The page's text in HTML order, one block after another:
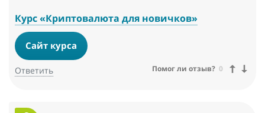
Курс «Криптовалюта для новичков»
Сайт курса
Ответить Помог ли отзыв? 0